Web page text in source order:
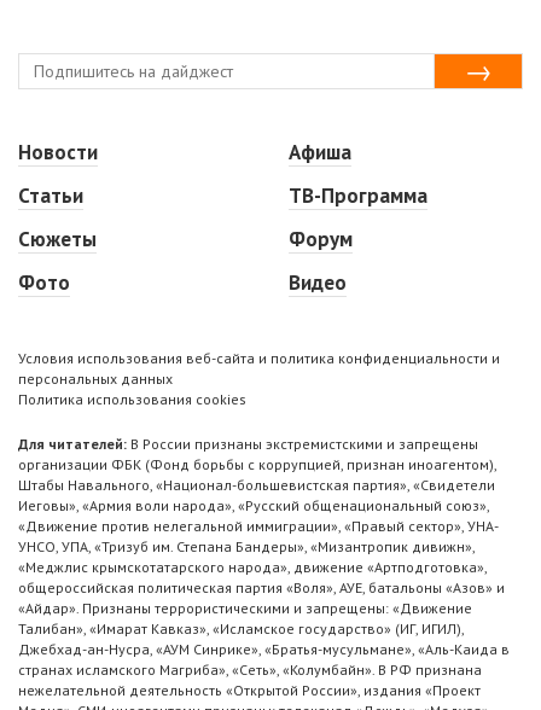
Новости
Статьи
Сюжеты
Фото
Афиша
ТВ-Программа
Форум
Видео
Условия использования веб-сайта и политика конфиденциальности и
персональных данных
Политика использования cookies
Для читателей: В России признаны экстремистскими и запрещены
организации ФБК (Фонд борьбы с коррупцией, признан иноагентом),
Штабы Навального, «Национал-большевистская партия», «Свидетели
Иеговы», «Армия воли народа», «Русский общенациональный союз»,
«Движение против нелегальной иммиграции», «Правый сектор», УНА-
УНСО, УПА, «Тризуб им. Степана Бандеры», «Мизантропик дивижн»,
«Меджлис крымскотатарского народа», движение «Артподготовка»,
общероссийская политическая партия «Воля», АУЕ, батальоны «Азов» и
«Айдар». Признаны террористическими и запрещены: «Движение
Талибан», «Имарат Кавказ», «Исламское государство» (ИГ, ИГИЛ),
Джебхад-ан-Нусра, «АУМ Синрике», «Братья-мусульмане», «Аль-Каида в
странах исламского Магриба», «Сеть», «Колумбайн». В РФ признана
нежелательной деятельность «Открытой России», издания «Проект